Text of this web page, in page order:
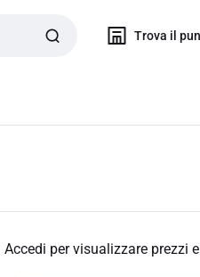
Trova il
Accedi per visualizzare prezzi